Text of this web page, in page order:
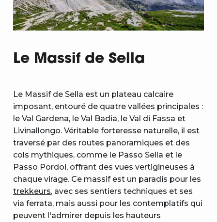
Le Massif de Sella
Le Massif de Sella est un plateau calcaire
imposant, entouré de quatre vallées principales :
le Val Gardena, le Val Badia, le Val di Fassa et
Livinallongo. Véritable forteresse naturelle, il est
traversé par des routes panoramiques et des
cols mythiques, comme le Passo Sella et le
Passo Pordoi, offrant des vues vertigineuses à
chaque virage. Ce massif est un paradis pour les
trekkeurs, avec ses sentiers techniques et ses
via ferrata, mais aussi pour les contemplatifs qui
peuvent l'admirer depuis les hauteurs